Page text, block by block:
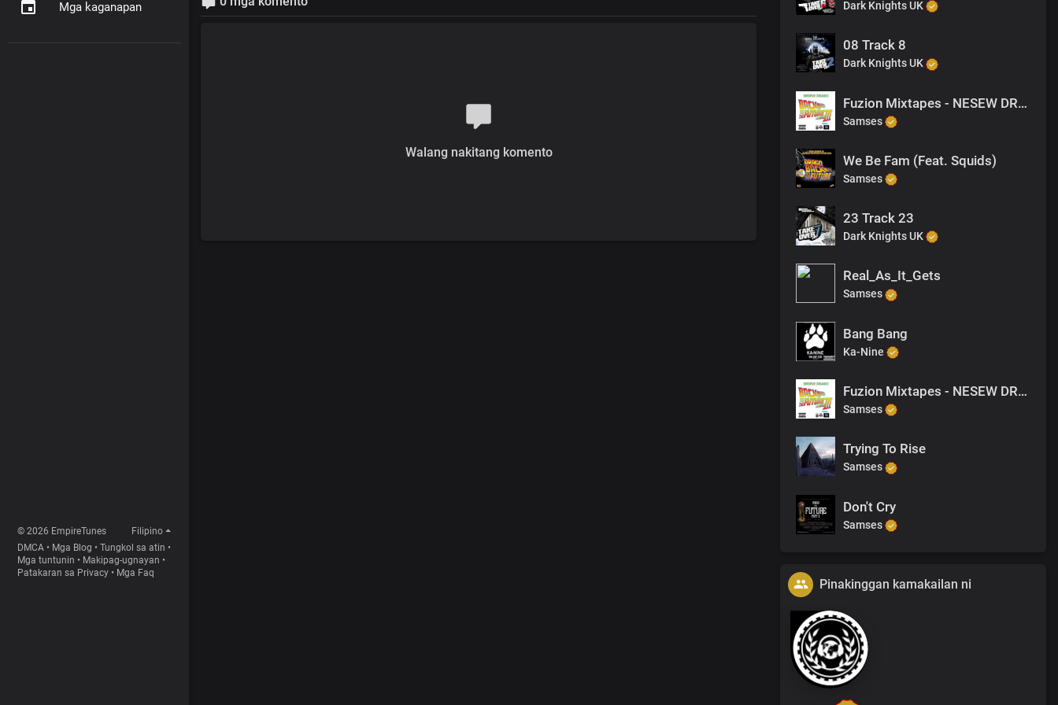
Mga kaganapan
© 2026 EmpireTunes
Filipino
DMCA • Mga Blog • Tungkol sa atin •
Mga tuntunin • Makipag-ugnayan •
Patakaran sa Privacy • Mga Faq
Walang nakitang komento
Dark Knights UK
08 Track 8
Dark Knights UK
Fuzion Mixtapes - NESEW DRAGO - BACK TO THE FUTURE 3 - 30 I WANNA BE YOURS
Samses
We Be Fam (Feat. Squids)
Samses
23 Track 23
Dark Knights UK
Real_As_It_Gets
Samses
Bang Bang
Ka-Nine
Fuzion Mixtapes - NESEW DRAGO - BACK TO THE FUTURE 3 - 16 DRAMA (PRODUCED BY VANDAL)
Samses
Trying To Rise
Samses
Don't Cry
Samses
Pinakinggan kamakailan ni